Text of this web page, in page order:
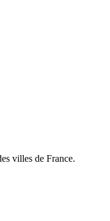
villes de France.